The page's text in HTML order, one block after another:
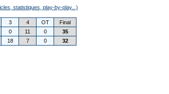
statistiques, play-by-play...)
3 4 OT
Final
0 11 0
35
18 7 0 32